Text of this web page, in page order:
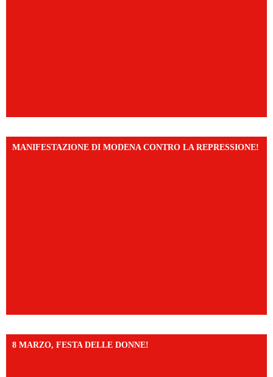
MANIFESTAZIONE DI MODENA CONTRO LA REPRESSIONE!
8 MARZO, FESTA DELLE DONNE!